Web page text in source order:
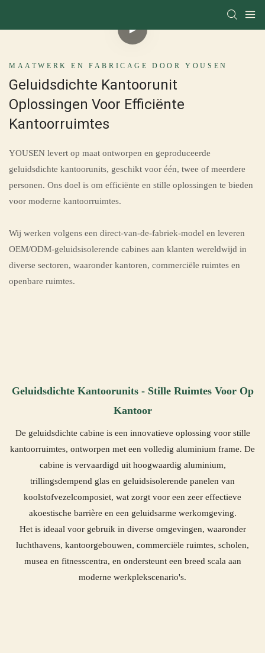
MAATWERK EN FABRICAGE DOOR YOUSEN
Geluidsdichte Kantoorunit
Oplossingen Voor Efficiënte
Kantoorruimtes
YOUSEN levert op maat ontworpen en geproduceerde
geluidsdichte kantoorunits, geschikt voor één, twee of meerdere
personen. Ons doel is om efficiënte en stille oplossingen te bieden
voor moderne kantoorruimtes.
Wij werken volgens een direct-van-de-fabriek-model en leveren
OEM/ODM-geluidsisolerende cabines aan klanten wereldwijd in
diverse sectoren, waaronder kantoren, commerciële ruimtes en
openbare ruimtes.
Geluidsdichte Kantoorunits - Stille Ruimtes Voor Op
Kantoor
De geluidsdichte cabine is een innovatieve oplossing voor stille
kantoorruimtes, ontworpen met een volledig aluminium frame. De
cabine is vervaardigd uit hoogwaardig aluminium,
trillingsdempend glas en geluidsisolerende panelen van
koolstofvezelcomposiet, wat zorgt voor een zeer effectieve
akoestische barrière en een geluidsarme werkomgeving.
Het is ideaal voor gebruik in diverse omgevingen, waaronder
luchthavens, kantoorgebouwen, commerciële ruimtes, scholen,
musea en fitnesscentra, en ondersteunt een breed scala aan
moderne werkplekscenario's.